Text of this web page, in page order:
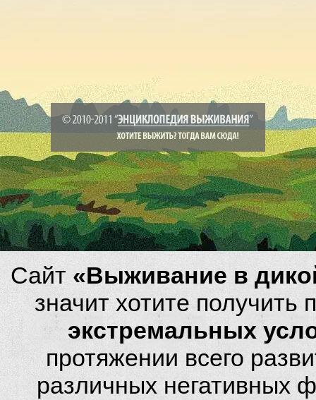
Сайт «Выживание в
значит хотите
экстремальных
протяжении всего
различных негативных